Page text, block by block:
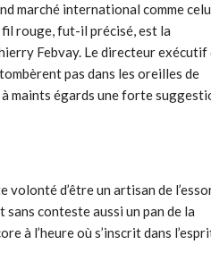
marché international comme
rouge, fut-il précisé, est la
Febvay. Le directeur exécutif
pas dans les oreilles de
maints égards une forte
volonté d’être un artisan de
sans conteste aussi un pan de la
à l’heure où s’inscrit dans